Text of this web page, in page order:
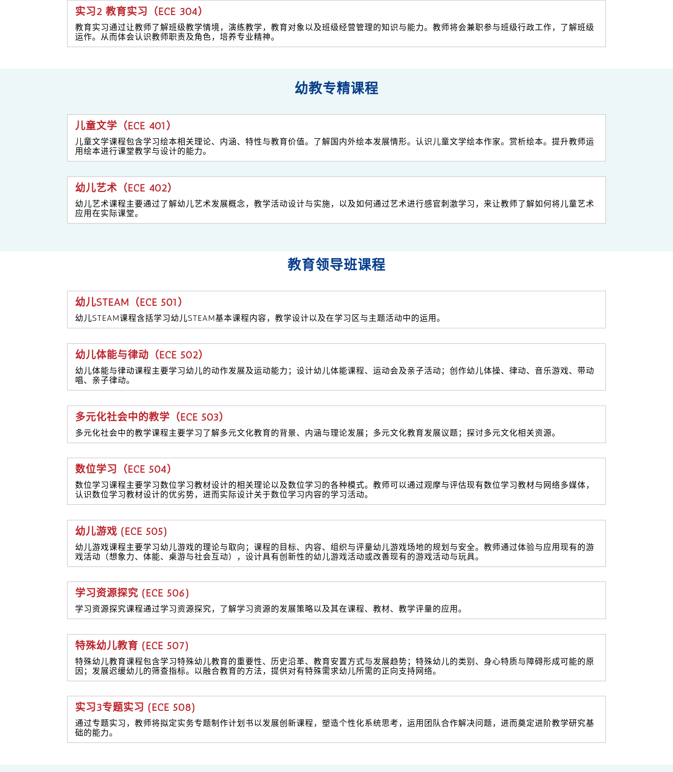
实习2 教育实习（ECE 304）
教育实习通过让教师了解班级教学情境，演练教学，教育对象以及班级经营管理的知识与能力。教师将会兼职参与班级行政工作，了解班级
运作。从而体会认识教师职责及角色，培养专业精神。
幼教专精课程
儿童文学（ECE 401）
儿童文学课程包含学习绘本相关理论、内涵、特性与教育价值。了解国内外绘本发展情形。认识儿童文学绘本作家。赏析绘本。提升教师运
用绘本进行课堂教学与设计的能力。
幼儿艺术（ECE 402）
幼儿艺术课程主要通过了解幼儿艺术发展概念，教学活动设计与实施，以及如何通过艺术进行感官刺激学习，来让教师了解如何将儿童艺术
应用在实际课堂。
教育领导班课程
幼儿STEAM（ECE 501）
幼儿STEAM课程含括学习幼儿STEAM基本课程内容，教学设计以及在学习区与主题活动中的运用。
幼儿体能与律动（ECE 502）
幼儿体能与律动课程主要学习幼儿的动作发展及运动能力；设计幼儿体能课程、运动会及亲子活动；创作幼儿体操、律动、音乐游戏、带动
唱、亲子律动。
多元化社会中的教学（ECE 503）
多元化社会中的教学课程主要学习了解多元文化教育的背景、内涵与理论发展；多元文化教育发展议题；探讨多元文化相关资源。
数位学习（ECE 504）
数位学习课程主要学习数位学习教材设计的相关理论以及数位学习的各种模式。教师可以通过观摩与评估现有数位学习教材与网络多媒体，
认识数位学习教材设计的优劣势，进而实际设计关于数位学习内容的学习活动。
幼儿游戏 (ECE 505)
幼儿游戏课程主要学习幼儿游戏的理论与取向；课程的目标、内容、组织与评量幼儿游戏场地的规划与安全。教师通过体验与应用现有的游
戏活动（想象力、体能、桌游与社会互动），设计具有创新性的幼儿游戏活动或改善现有的游戏活动与玩具。
学习资源探究 (ECE 506)
学习资源探究课程通过学习资源探究，了解学习资源的发展策略以及其在课程、教材、教学评量的应用。
特殊幼儿教育 (ECE 507)
特殊幼儿教育课程包含学习特殊幼儿教育的重要性、历史沿革、教育安置方式与发展趋势；特殊幼儿的类别、身心特质与障碍形成可能的原
因；发展迟缓幼儿的筛查指标。以融合教育的方法，提供对有特殊需求幼儿所需的正向支持网络。
实习3专题实习 (ECE 508)
通过专题实习，教师将拟定实务专题制作计划书以发展创新课程，塑造个性化系统思考，运用团队合作解决问题，进而奠定进阶教学研究基
础的能力。